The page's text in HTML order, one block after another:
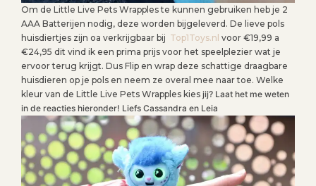
Om de Little Live Pets Wrapples te kunnen gebruiken heb je 2
AAA Batterijen nodig, deze worden bijgeleverd. De lieve pols
huisdiertjes zijn oa verkrijgbaar bij Top1Toys.nl voor €19,99 a
€24,95 dit vind ik een prima prijs voor het speelplezier wat je
ervoor terug krijgt. Dus Flip en wrap deze schattige draagbare
huisdieren op je pols en neem ze overal mee naar toe. Welke
kleur van de Little Live Pets Wrapples kies jij? Laat het me weten
in de reacties hieronder! Liefs Cassandra en Leia